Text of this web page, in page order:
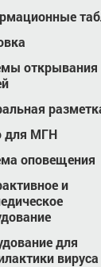
открывания
для МГН
оповещения
и
для
вируса